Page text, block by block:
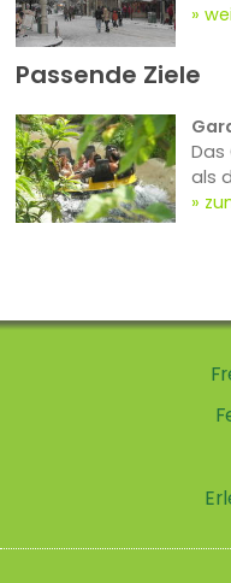
Passende Ziele
als